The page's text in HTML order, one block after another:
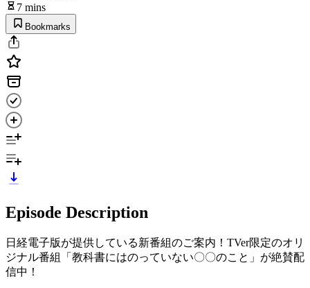
7 mins
Bookmarks
Episode Description
日経電子版が提供している新番組のご案内！TVer限定のオリ
ジナル番組「教科書にはのっていない〇〇のこと」が絶賛配
信中！